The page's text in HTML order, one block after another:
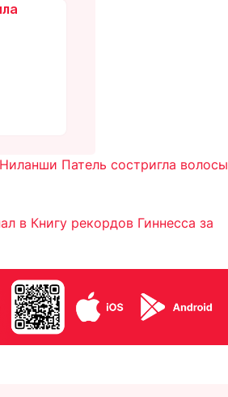
Ниланши Патель состригла волосы
в Книгу рекордов Гиннесса за